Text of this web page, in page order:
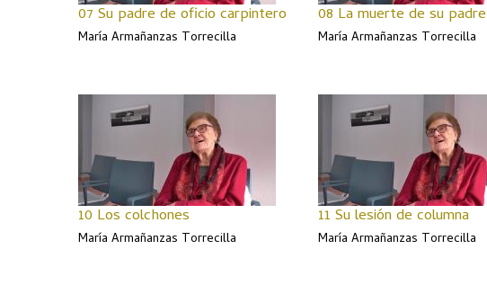
07 Su padre de oficio carpintero
María Armañanzas Torrecilla
08 La muerte de su padre
María Armañanzas Torrecilla
10 Los colchones
María Armañanzas Torrecilla
11 Su lesión de columna
María Armañanzas Torrecilla